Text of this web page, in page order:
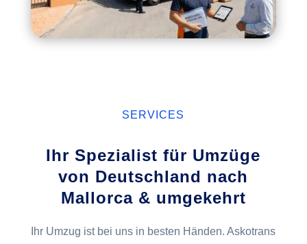
SERVICES
Ihr Spezialist für Umzüge
von Deutschland nach
Mallorca & umgekehrt
Ihr Umzug ist bei uns in besten Händen. Askotrans